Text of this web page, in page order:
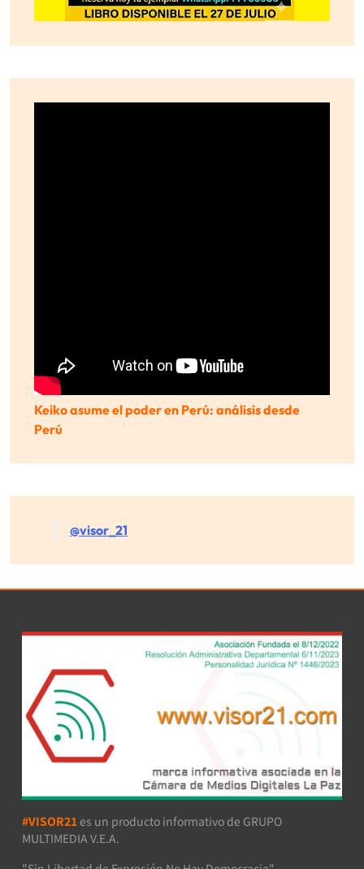
Keiko asume el poder en Perú: análisis desde
Perú
@visor_21
#VISOR21 es un producto informativo de GRUPO
MULTIMEDIA V.E.A.